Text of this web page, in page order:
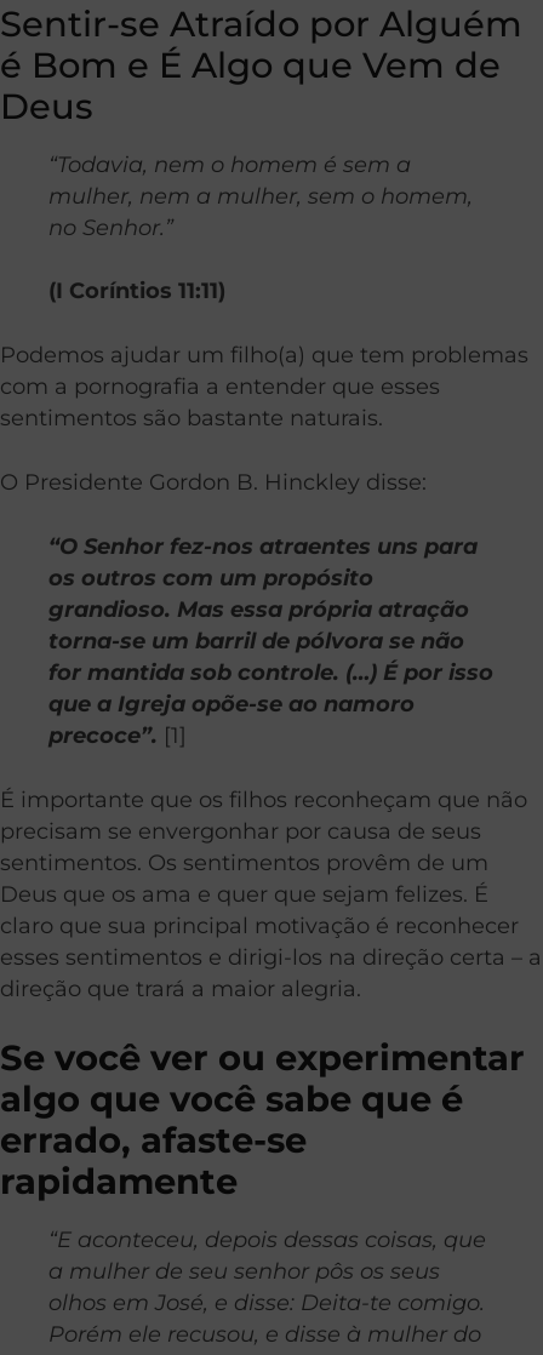
Sentir-se Atraído por Alguém
é Bom e É Algo que Vem de
Deus
“Todavia, nem o homem é sem a
mulher, nem a mulher, sem o homem,
no Senhor.”
(I Coríntios 11:11)
Podemos ajudar um filho(a) que tem problemas
com a pornografia a entender que esses
sentimentos são bastante naturais.
O Presidente Gordon B. Hinckley disse:
“O Senhor fez-nos atraentes uns para
os outros com um propósito
grandioso. Mas essa própria atração
torna-se um barril de pólvora se não
for mantida sob controle. (…) É por isso
que a Igreja opõe-se ao namoro
precoce”. [1]
É importante que os filhos reconheçam que não
precisam se envergonhar por causa de seus
sentimentos. Os sentimentos provêm de um
Deus que os ama e quer que sejam felizes. É
claro que sua principal motivação é reconhecer
esses sentimentos e dirigi-los na direção certa – a
direção que trará a maior alegria.
Se você ver ou experimentar
algo que você sabe que é
errado, afaste-se
rapidamente
“E aconteceu, depois dessas coisas, que
a mulher de seu senhor pôs os seus
olhos em José, e disse: Deita-te comigo.
Porém ele recusou, e disse à mulher do